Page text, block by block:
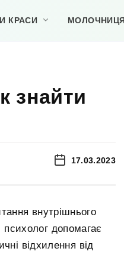
КРАСИ МОЛОЧНИЦЯ
знайти
17.03.2023
внутрішнього
психолог допомагає
відхилення від